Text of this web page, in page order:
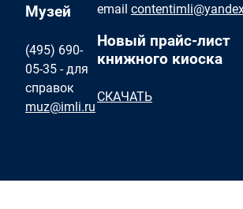
Музей
(495) 690-
05-35 - для
справок
muz@imli.ru
email
Новый прайс-лист
книжного киоска
СКАЧАТЬ